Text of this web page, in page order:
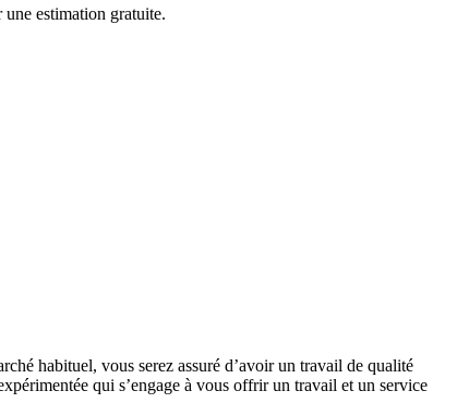
estimation gratuite.
habituel, vous serez assuré d’avoir un travail de qualité
qui s’engage à vous offrir un travail et un service